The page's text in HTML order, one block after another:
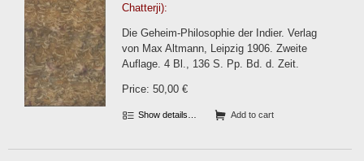
Chatterji):
Die Geheim-Philosophie der Indier. Verlag
von Max Altmann, Leipzig 1906. Zweite
Auflage. 4 Bl., 136 S. Pp. Bd. d. Zeit.
Price: 50,00 €
Show details… Add to cart